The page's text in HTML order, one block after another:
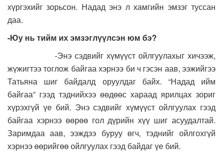
хүргэхийг зорьсон. Надад энэ л хамгийн эмзэг туссан
даа.
-Юу нь тийм их эмзэглүүлсэн юм бэ?
-Энэ сэдвийг хүмүүст ойлгуулахыг хичээж,
жүжигтээ тоглож байгаа хэрнээ би ч гэсэн аав, ээжийгээ
Татьяна шиг байдалд оруулдаг байх. “Надад ийм
байгаа” гээд тэднийхээ өөдөөс хараад ярилцах зориг
хүрэхгүй үе бий. Энэ сэдвийг хүмүүст ойлгуулах гээд
байгаа хэрнээ өөрөө гол дүрийн хүү шиг асуудалтай.
Заримдаа аав, ээждээ буруу өгч, тэднийг ойлгохгүй
хэрнээ өөрийгөө ойлгуулах гээд байдаг үе бий.